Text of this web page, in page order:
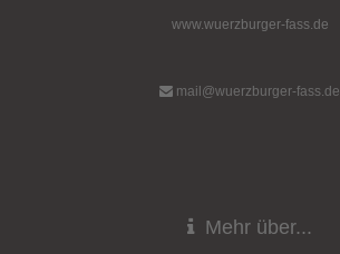
www.wuerzburger-fass.de
mail@wuerzburger-fass.de
Mehr über...